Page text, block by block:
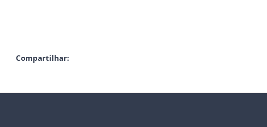
Compartilhar: